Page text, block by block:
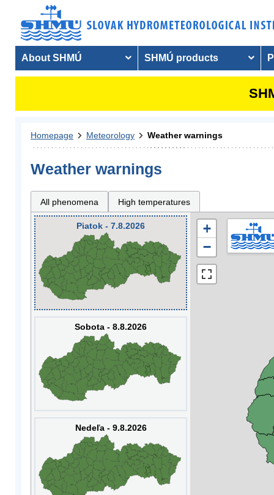
About SHMÚ SHMÚ products
Homepage Meteorology Weather warnings
Weather warnings
All phenomena High temperatures
Piatok - 7.8.2026
Sobota - 8.8.2026
Nedeľa - 9.8.2026
+
−